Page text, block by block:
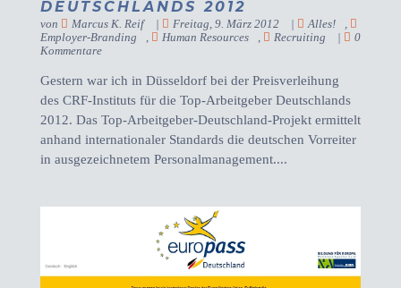
DEUTSCHLANDS 2012
von Marcus K. Reif | Freitag, 9. März 2012 | Alles!
Employer-Branding
Human Resources Recruiting |
0
Kommentare
Gestern war ich in Düsseldorf bei der Preisverleihung
des CRF-Instituts für die Top-Arbeitgeber Deutschlands
2012. Das Top-Arbeitgeber-Deutschland-Projekt ermittelt
anhand internationaler Standards die deutschen Vorreiter
in ausgezeichnetem Personalmanagement....